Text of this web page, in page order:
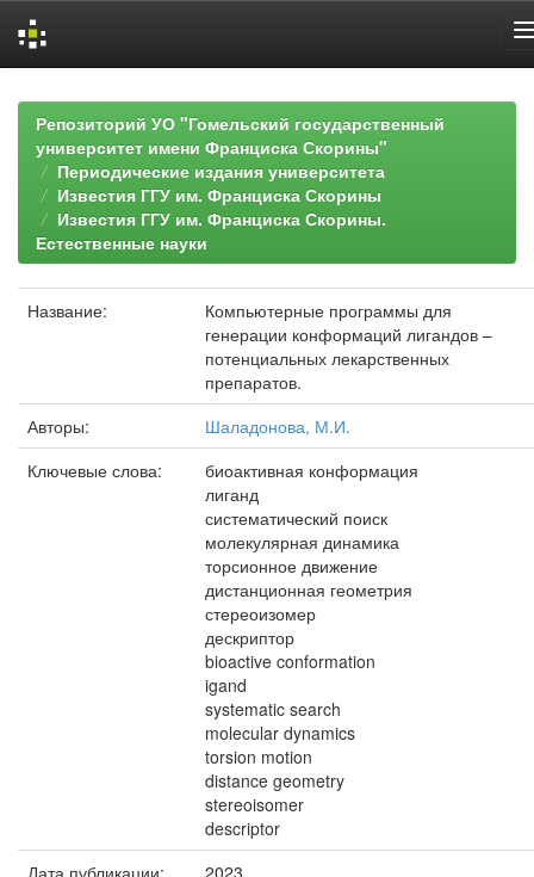
navigationРепозиторий УО "Гомельский государственный
университет имени Франциска Скорины"
Периодические издания университета
Известия ГГУ им. Франциска Скорины
Известия ГГУ им. Франциска Скорины.
Естественные науки
Название:
Компьютерные программы для
генерации конформаций лигандов –
потенциальных лекарственных
препаратов.
Авторы:
Шаладонова, М.И.
Ключевые слова:
биоактивная конформация
лиганд
систематический поиск
молекулярная динамика
торсионное движение
дистанционная геометрия
стереоизомер
дескриптор
bioactive conformation
igand
systematic search
molecular dynamics
torsion motion
distance geometry
stereoisomer
descriptor
Дата публикации:
2023